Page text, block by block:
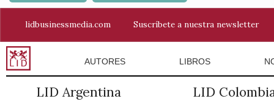
lidbusinessmedia.com Suscríbete a nuestra newsletter
AUTORES LIBROS
LID Argentina LID